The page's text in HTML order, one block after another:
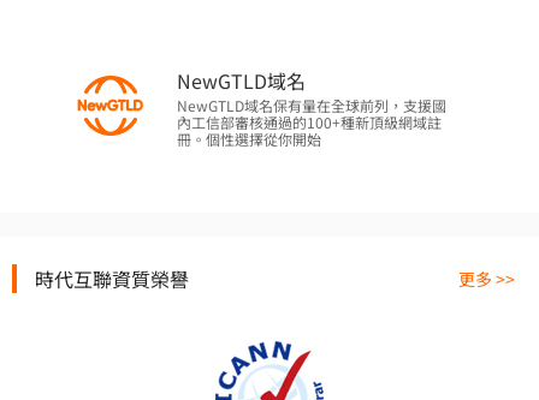
NewGTLD域名
NewGTLD域名保有量在全球前列，支援國
內工信部審核通過的100+種新頂級網域註
冊。個性選擇從你開始
時代互聯資質榮譽 更多 >>